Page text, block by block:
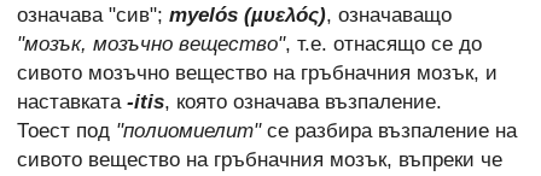
означава "сив"; myelós (µυελóς), означаващо
"мозък, мозъчно вещество", т.е. отнасящо се до
сивото мозъчно вещество на гръбначния мозък, и
наставката -itis, която означава възпаление.
Тоест под "полиомиелит"се разбира възпаление на
сивото вещество на гръбначния мозък, въпреки че